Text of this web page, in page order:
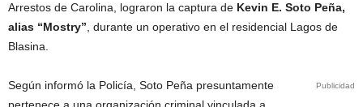
Arrestos de Carolina, lograron la captura de Kevin E. Soto Peña,
alias “Mostry” , durante un operativo en el residencial Lagos de
Blasina.
Publicidad
Según informó la Policía, Soto Peña presuntamente